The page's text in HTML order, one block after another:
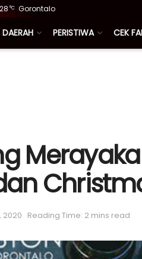
28 °C Gorontalo
PERISTIWA CEK
2020 Reading Time: 2 mins read